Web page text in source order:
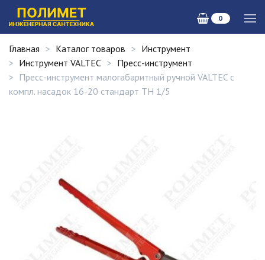
0
Главная Каталог товаров
Инструмент
Инструмент VALTEC
Пресс-инструмент
Пресс-инструмент малогабаритный ручной VALTEC с
компл. насадок 16-20 стандарт TH 1/5